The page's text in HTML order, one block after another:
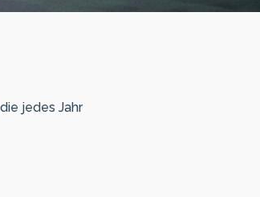
jedes Jahr